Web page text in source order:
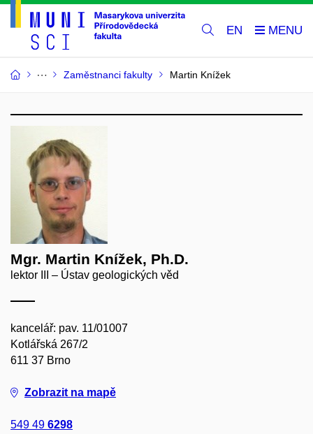
EN
Zaměstnanci fakulty Martin Knížek
Mgr. Martin Knížek, Ph.D.
lektor III – Ústav geologických věd
kancelář: pav. 11/01007
Kotlářská 267/2
611 37 Brno
Zobrazit na mapě
549 49 6298